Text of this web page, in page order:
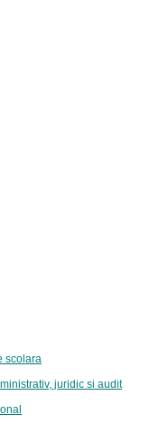
scolara
juridic si audit